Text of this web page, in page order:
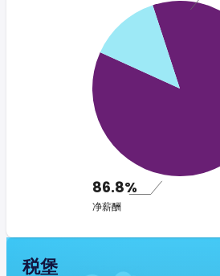
86.8%
净薪酬
税堡